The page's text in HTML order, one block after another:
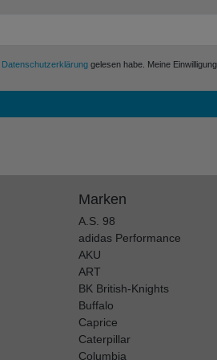
Daten­schutz­erklärunggelesen habe. Meine
Marken
A.S. 98
adidas Performance
AKU
ART
BK British-Knights
Buffalo
Caprice
Caterpillar
Columbia